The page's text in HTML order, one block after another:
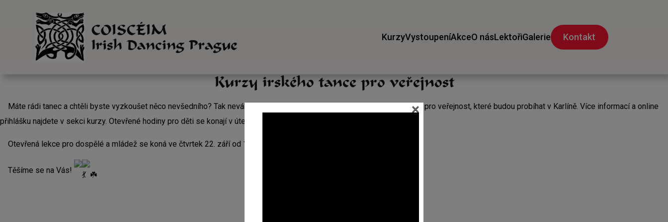
COISCÉIM
Irish Dancing Prague KurzyVystoupeníAkceO násLektořiGalerie Kontakt
Kurzy irského tance pro veřejnost
Máte rádi tanec a chtěli byste vyzkoušet něco nevšedního? Tak neváhejte a přijďte k nám! Otevíráme kurzy irských tanců pro veřejnost, které budou probíhat v Karlíně. Více informací a online
přihlášku najdete v sekci kurzy. Otevřené hodiny pro děti se konají v úterý 13. září.
Otevřená lekce pro dospělé a mládež se koná ve čtvrtek 22. září od 17 hodin.
Těšíme se na Vás!
×